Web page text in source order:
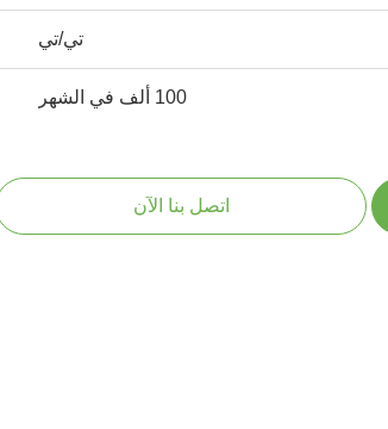
تي/تي
100 ألف في الشهر
اتصل بنا الآن